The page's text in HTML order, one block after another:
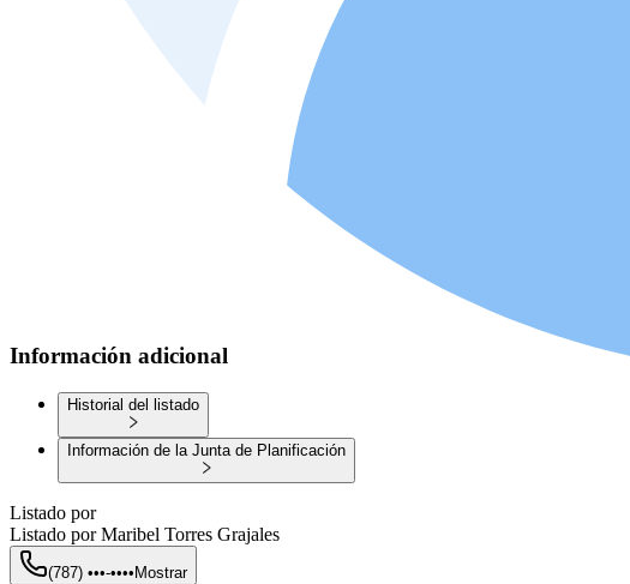
Información adicional
Historial del listado
Información de la Junta de Planificación
Listado por
Listado por Maribel Torres Grajales
(787) •••-••••Mostrar